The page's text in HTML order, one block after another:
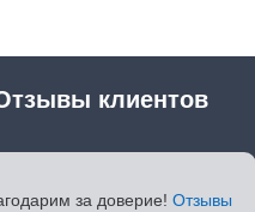
за доверие! Отзывы
клиентов